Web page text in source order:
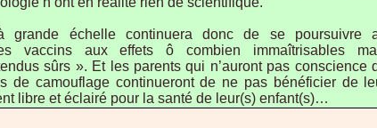
à grande échelle continuera donc de se poursuivre
vaccins aux effets ô combien immaîtrisables
sûrs ». Et les parents qui n’auront pas conscience
de camouflage continueront de ne pas bénéficier de
libre et éclairé pour la santé de leur(s) enfant(s)…